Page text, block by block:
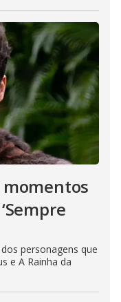
momentos
personagens que
e A Rainha da